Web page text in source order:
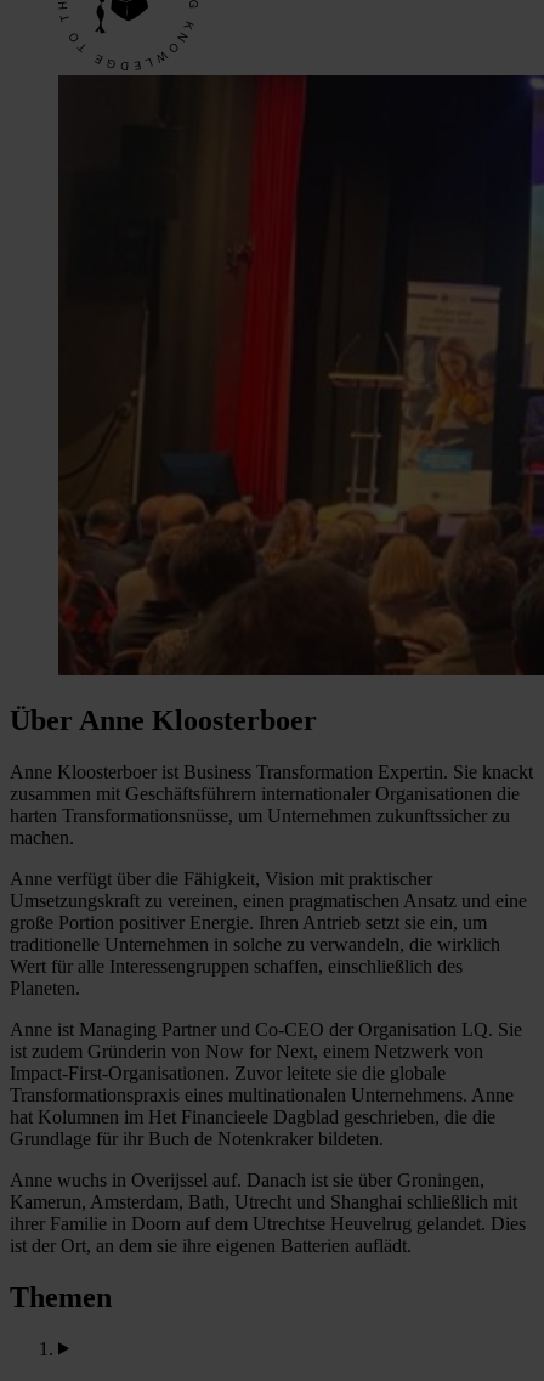
Über Anne Kloosterboer
Anne Kloosterboer ist Business Transformation Expertin. Sie knackt
zusammen mit Geschäftsführern internationaler Organisationen die
harten Transformationsnüsse, um Unternehmen zukunftssicher zu
machen.
Anne verfügt über die Fähigkeit, Vision mit praktischer
Umsetzungskraft zu vereinen, einen pragmatischen Ansatz und eine
große Portion positiver Energie. Ihren Antrieb setzt sie ein, um
traditionelle Unternehmen in solche zu verwandeln, die wirklich
Wert für alle Interessengruppen schaffen, einschließlich des
Planeten.
Anne ist Managing Partner und Co-CEO der Organisation LQ. Sie
ist zudem Gründerin von Now for Next, einem Netzwerk von
Impact-First-Organisationen. Zuvor leitete sie die globale
Transformationspraxis eines multinationalen Unternehmens. Anne
hat Kolumnen im Het Financieele Dagblad geschrieben, die die
Grundlage für ihr Buch de Notenkraker bildeten.
Anne wuchs in Overijssel auf. Danach ist sie über Groningen,
Kamerun, Amsterdam, Bath, Utrecht und Shanghai schließlich mit
ihrer Familie in Doorn auf dem Utrechtse Heuvelrug gelandet. Dies
ist der Ort, an dem sie ihre eigenen Batterien auflädt.
Themen